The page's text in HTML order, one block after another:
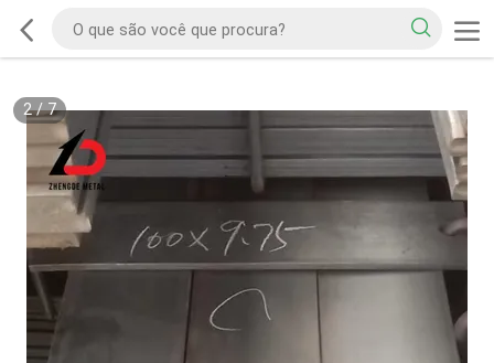
2/7